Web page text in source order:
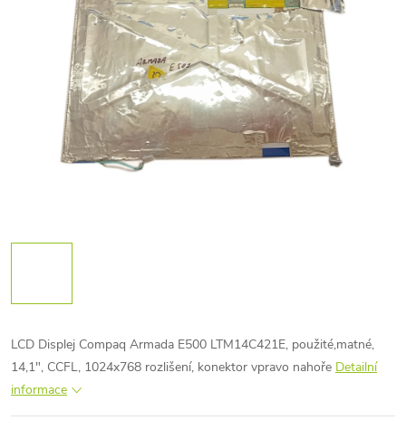
LCD Displej Compaq Armada E500 LTM14C421E, použité,matné,
14,1", CCFL, 1024x768 rozlišení, konektor vpravo nahoře Detailní
informace